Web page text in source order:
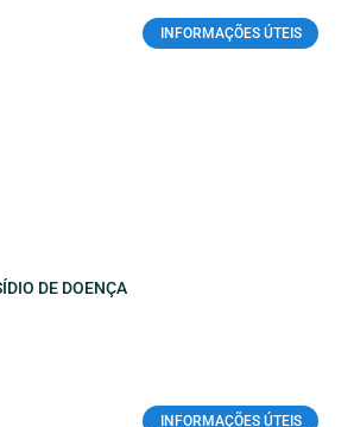
INFORMAÇÕES ÚTEIS
DE DOENÇA
INFORMAÇÕES ÚTEIS